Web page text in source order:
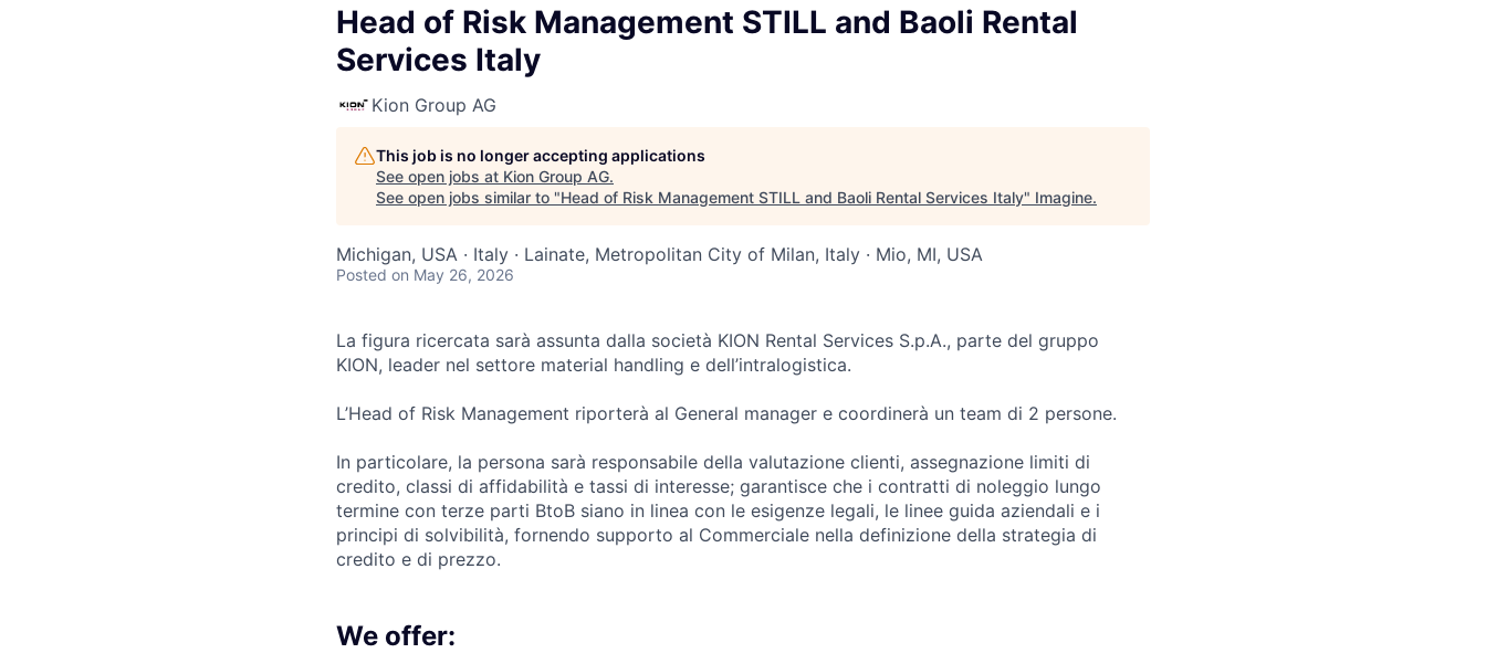
Head of Risk Management STILL and Baoli Rental
Services Italy
Kion Group AG
This job is no longer accepting applications
See open jobs at Kion Group AG.
See open jobs similar to "Head of Risk Management STILL and Baoli Rental Services Italy" Imagine.
Michigan, USA · Italy · Lainate, Metropolitan City of Milan, Italy · Mio, MI, USA
Posted on May 26, 2026
La figura ricercata sarà assunta dalla società KION Rental Services S.p.A., parte del gruppo
KION, leader nel settore material handling e dell’intralogistica.
L’Head of Risk Management riporterà al General manager e coordinerà un team di 2 persone.
In particolare, la persona sarà responsabile della valutazione clienti, assegnazione limiti di
credito, classi di affidabilità e tassi di interesse; garantisce che i contratti di noleggio lungo
termine con terze parti BtoB siano in linea con le esigenze legali, le linee guida aziendali e i
principi di solvibilità, fornendo supporto al Commerciale nella definizione della strategia di
credito e di prezzo.
We offer: